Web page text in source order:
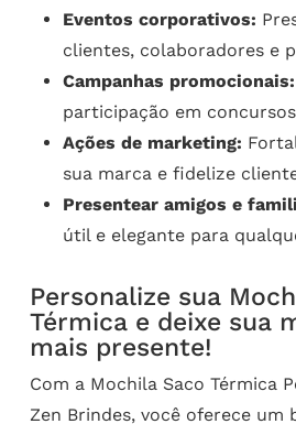
Eventos corporativos:
clientes, colaboradores e
Campanhas promocionais:
participação em
Ações de marketing:
sua marca e fidelize
Presentear amigos e
útil e elegante para
Personalize sua
Térmica e deixe sua
mais presente!
Com a Mochila Saco Térmica
Zen Brindes, você oferece um